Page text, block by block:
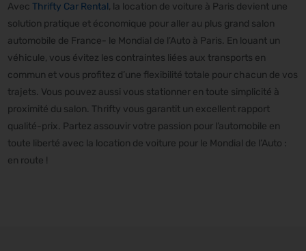
Avec Thrifty Car Rental, la location de voiture à Paris devient une
solution pratique et économique pour aller au plus grand salon
automobile de France- le Mondial de l’Auto à Paris. En louant un
véhicule, vous évitez les contraintes liées aux transports en
commun et vous profitez d’une flexibilité totale pour chacun de vos
trajets. Vous pouvez aussi vous stationner en toute simplicité à
proximité du salon. Thrifty vous garantit un excellent rapport
qualité-prix. Partez assouvir votre passion pour l’automobile en
toute liberté avec la location de voiture pour le Mondial de l’Auto :
en route !